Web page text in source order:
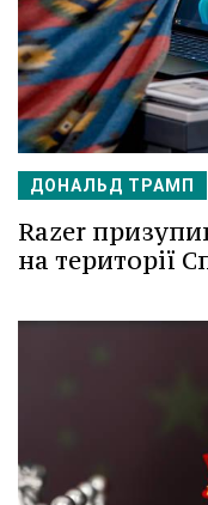
ДОНАЛЬД ТРАМП
Razer
на території